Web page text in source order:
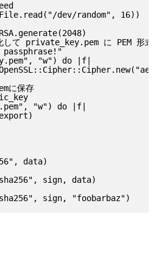
dev/random", 16))
して private_key.pem に PEM 形式
"w") do |f|
に保存
"w") do |f|
data)
sign, data)